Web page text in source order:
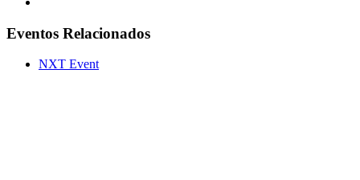
Eventos Relacionados
NXT Event